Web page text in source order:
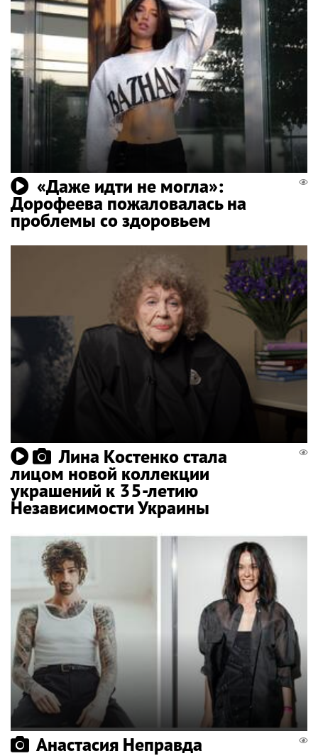
«Даже идти не могла»:
Дорофеева пожаловалась на
проблемы со здоровьем
Лина Костенко стала
лицом новой коллекции
украшений к 35-летию
Независимости Украины
Анастасия Неправда